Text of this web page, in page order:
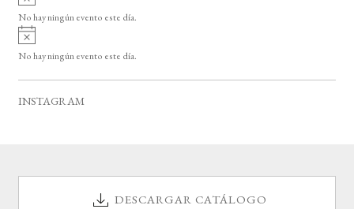
o
v
i
o
No hay ningún evento este día.
A
v
i
No hay ningún evento este día.
INSTAGRAM
DESCARGAR CATÁLOGO